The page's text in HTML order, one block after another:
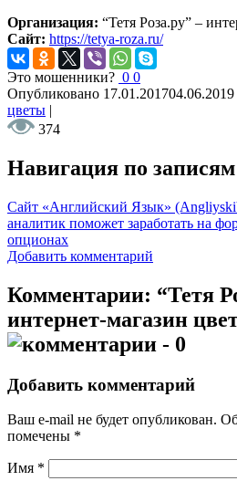
Организация: “Тетя Роза.ру” –
Сайт: https://tetya-roza.ru/
Это мошенники? 0 0
Опубликовано 17.01.201704.06.2019
цветы |
374
Навигация по записям
Сайт «Английский Язык»
аналитик поможет заработать на
опционах
Добавить комментарий
Комментарии: “Тетя
интернет-магазин
- 0
Добавить комментарий
Ваш e-mail не будет опубликован.
помечены *
Имя *